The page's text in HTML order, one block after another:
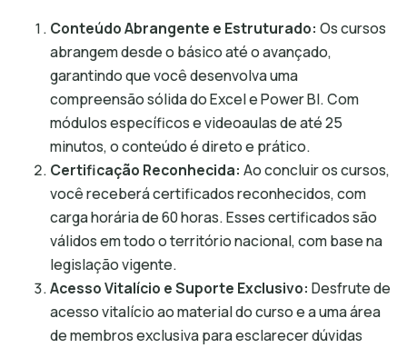
Conteúdo Abrangente e Estruturado: Os cursos
abrangem desde o básico até o avançado,
garantindo que você desenvolva uma
compreensão sólida do Excel e Power BI. Com
módulos específicos e videoaulas de até 25
minutos, o conteúdo é direto e prático.
Certificação Reconhecida: Ao concluir os cursos,
você receberá certificados reconhecidos, com
carga horária de 60 horas. Esses certificados são
válidos em todo o território nacional, com base na
legislação vigente.
Acesso Vitalício e Suporte Exclusivo: Desfrute de
acesso vitalício ao material do curso e a uma área
de membros exclusiva para esclarecer dúvidas